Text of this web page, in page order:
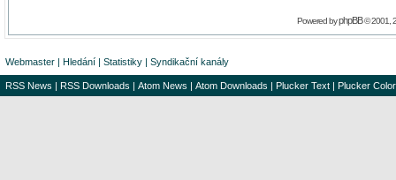
Powered byphpBB© 2001,
Webmaster | Hledání | Statistiky | Syndikační kanály
RSS News | RSS Downloads | Atom News | Atom Downloads | Plucker Text | Plucker Color